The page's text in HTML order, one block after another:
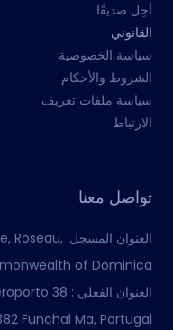
أحِل صديقًا
القانوني
سياسة الخصوصية
الشروط والأحكام
سياسة ملفات تعريف
الارتباط
تواصل معنا
العنوان المسجل: Roseau,
of Dominica
العنوان الفعلي : 38
Funchal Ma, Portugal